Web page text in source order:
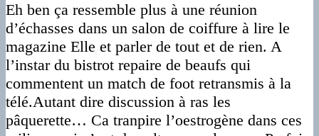
Eh ben ça ressemble plus à une réunion
d’échasses dans un salon de coiffure à lire le
magazine Elle et parler de tout et de rien. A
l’instar du bistrot repaire de beaufs qui
commentent un match de foot retransmis à la
télé.Autant dire discussion à ras les
pâquerette… Ca tranpire l’oestrogène dans ces